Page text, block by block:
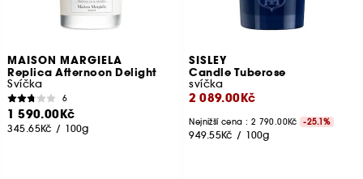
MAISON MARGIELA
Replica Afternoon Delight
Svíčka
6
1 590.00Kč
345.65Kč / 100g
SISLEY
Candle Tuberose
svíčka
2 089.00Kč
Nejnižší cena : 2 790.00Kč -25.1%
949.55Kč / 100g